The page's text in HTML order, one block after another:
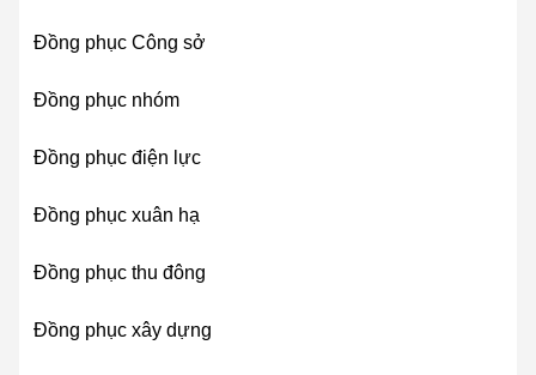
Đồng phục Công sở
Đồng phục nhóm
Đồng phục điện lực
Đồng phục xuân hạ
Đồng phục thu đông
Đồng phục xây dựng